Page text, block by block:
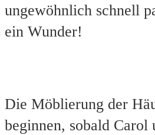
ungewöhnlich schnell
ein Wunder!
Die Möblierung der
beginnen, sobald Carol